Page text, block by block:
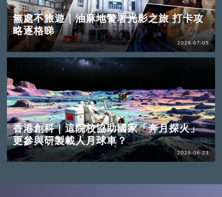
無處不旅遊｜油麻地警署光影之旅 打卡攻
略逐格睇
2026-07-05
香港創科｜這院校協助國家「奔月探火」
更參與研製載人月球車？
2026-06-23